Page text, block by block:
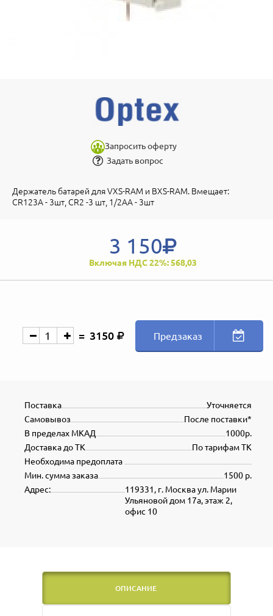
Запросить оферту
Задать вопрос
Держатель батарей для VXS-RAM и BXS-RAM. Вмещает:
CR123A - 3шт, CR2 -3 шт, 1/2AA - 3шт
3 150
Включая НДС 22%: 568,03
3150 Предзаказ
Уточняется
Поставка
После поставки*
Самовывоз
1000р.
В пределах МКАД
По тарифам ТК
Доставка до ТК
Необходима предоплата
1500 р.
Мин. сумма заказа
119331, г. Москва ул. Марии
Ульяновой дом 17а, этаж 2,
офис 10
Адрес:
ОПИСАНИЕ